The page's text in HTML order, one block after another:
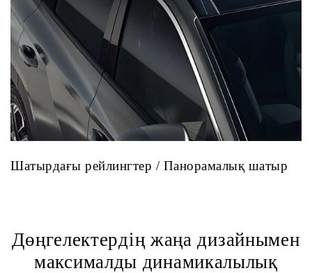
Шатырдағы рейлингтер / Панорамалық шатыр
Дөңгелектердің жаңа дизайнымен
максималды динамикалылық